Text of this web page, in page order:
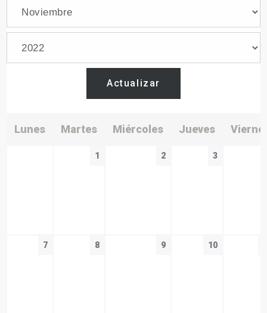
Actualizar
Lunes Martes Miércoles Jueves
1 2 3
7 8 9 10